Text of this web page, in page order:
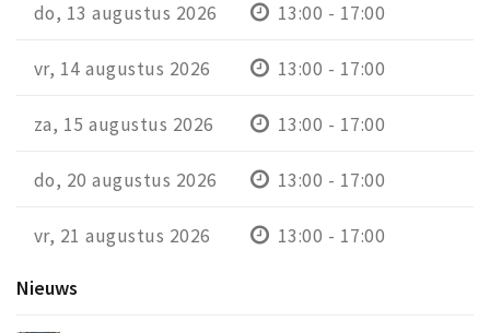
do, 13 augustus 2026 13:00 - 17:00
vr, 14 augustus 2026 13:00 - 17:00
za, 15 augustus 2026 13:00 - 17:00
do, 20 augustus 2026 13:00 - 17:00
vr, 21 augustus 2026 13:00 - 17:00
Nieuws